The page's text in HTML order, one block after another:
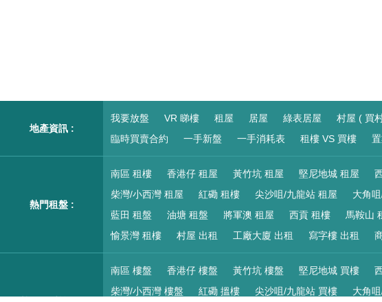
地產資訊 :
我要放盤 VR 睇樓 租屋 居屋 綠表居屋 村屋 ( 買
臨時買賣合約
一手新盤 一手消耗表 租樓 VS 買樓
熱門租盤 :
南區 租樓 香港仔 租屋 黃竹坑 租屋 堅尼地城 租屋
柴灣/小西灣 租屋
紅磡 租樓 尖沙咀/九龍站 租屋 大角
藍田 租盤
油塘 租盤 將軍澳 租屋 西貢 租樓 馬鞍山
愉景灣 租樓
村屋 出租 工廠大廈 出租 寫字樓 出租
南區 樓盤 香港仔 樓盤 黃竹坑 樓盤 堅尼地城 買樓
柴灣/小西灣 樓盤
紅磡 搵樓 尖沙咀/九龍站 買樓 大角